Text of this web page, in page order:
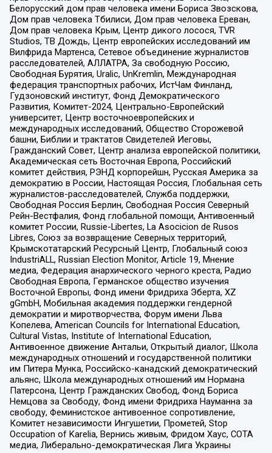
Белорусский дом прав человека имени Бориса Звозскова,
Дом прав человека Тбилиси, Дом прав человека Ереван,
Дом прав человека Крым, Центр дикого лосося, TVR
Studios, ТВ Дождь, Центр европейских исследований им
Вилфрида Мартенса, Сетевое объединение журналистов
расследователей, АЛЛАТРА, За свободную Россию,
Свободная Бурятия, Uralic, UnKremlin, Международная
федерация транспортных рабочих, ИстЧам Финланд,
Гудзоновский институт, Фонд Демократического
Развития, Комитет-2024, Центрально-Европейский
университет, Центр восточноевропейских и
международных исследований, Общество Сторожевой
башни, Библии и трактатов Свидетелей Иеговы,
Гражданский Совет, Центр анализа европейской политики,
Академическая сеть Восточная Европа, Российский
комитет действия, РЭНД корпорейшн, Русская Америка за
демократию в России, Настоящая Россия, Глобальная сеть
журналистов-расследователей, Служба поддержки,
Свободная Россия Берлин, Свободная Россия Северный
Рейн-Вестфалия, Фонд глобальной помощи, Антивоенный
комитет России, Russie-Libertes, La Asocicion de Rusos
Libres, Союз за возвращение Северных территорий,
Крымскотатарский Ресурсный Центр, Глобальный союз
IndustriALL, Russian Election Monitor, Article 19, Мнение
медиа, Федерация анархического черного креста, Радио
Свободная Европа, Германское общество изучения
Восточной Европы, Фонд имени Фридриха Эберта, XZ
gGmbH, Мобильная академия поддержки гендерной
демократии и миротворчества, Форум имени Льва
Копелева, American Councils for International Education,
Cultural Vistas, Institute of International Education,
Антивоенное движение Антальи, Открытый диалог, Школа
международных отношений и государственной политики
им Питера Мунка, Российско-канадский демократический
альянс, Школа международных отношений им Нормана
Патерсона, Центр Гражданских Свобод, Фонд Бориса
Немцова за Свободу, Фонд имени Фридриха Науманна за
свободу, Феминистское антивоенное сопротивление,
Комитет независимости Ингушетии, Прометей, Stop
Occupation of Karelia, Вернись живым, Фридом Хаус, СОТА
медиа, Либерально-демократическая Лига Украины